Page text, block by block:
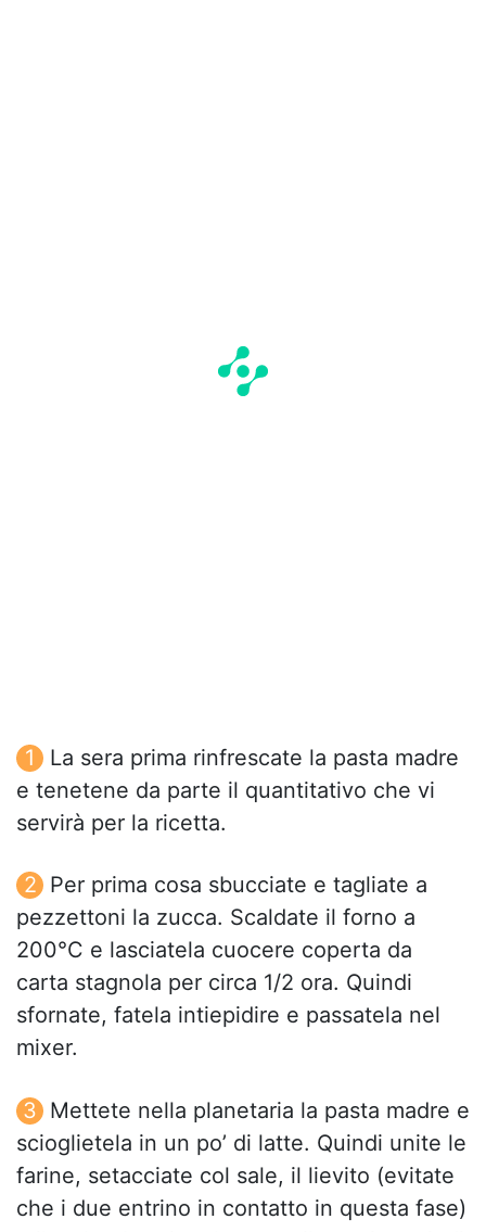
La sera prima rinfrescate la pasta madre
e tenetene da parte il quantitativo che vi
servirà per la ricetta.
Per prima cosa sbucciate e tagliate a
pezzettoni la zucca. Scaldate il forno a
200°C e lasciatela cuocere coperta da
carta stagnola per circa 1/2 ora. Quindi
sfornate, fatela intiepidire e passatela nel
mixer.
Mettete nella planetaria la pasta madre e
scioglietela in un po’ di latte. Quindi unite le
farine, setacciate col sale, il lievito (evitate
che i due entrino in contatto in questa fase)